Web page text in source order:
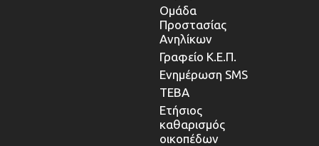
Ομάδα
Προστασίας
Ανηλίκων
Γραφείο Κ.Ε.Π.
Ενημέρωση SMS
ΤΕΒΑ
Ετήσιος
καθαρισμός
οικοπέδων